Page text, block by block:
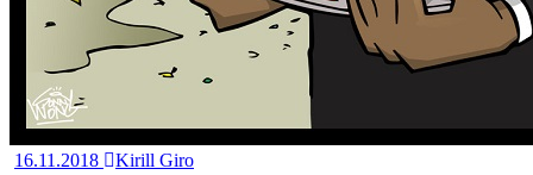
16.11.2018
Kirill Giro